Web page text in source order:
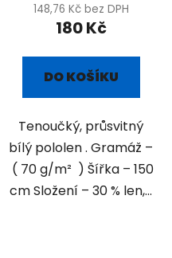
148,76 Kč bez DPH
180 Kč
DO KOŠÍKU
Tenoučký, průsvitný
bílý pololen . Gramáž –
( 70 g/m² ) Šířka – 150
cm Složení – 30 % len,...